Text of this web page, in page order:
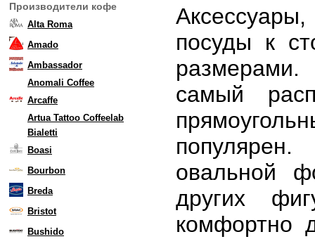
Производители кофе
Alta Roma
Amado
Ambassador
Anomali Coffee
Arcaffe
Artua Tattoo Coffeelab
Bialetti
Boasi
Bourbon
Breda
Bristot
Bushido
посуды к
самый
овальной
других
комфортно